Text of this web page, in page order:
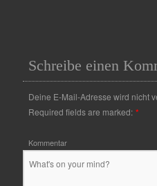
Schreibe einen
Deine E-Mail-Adresse wird nicht
Required fields are marked: *
Kommentar